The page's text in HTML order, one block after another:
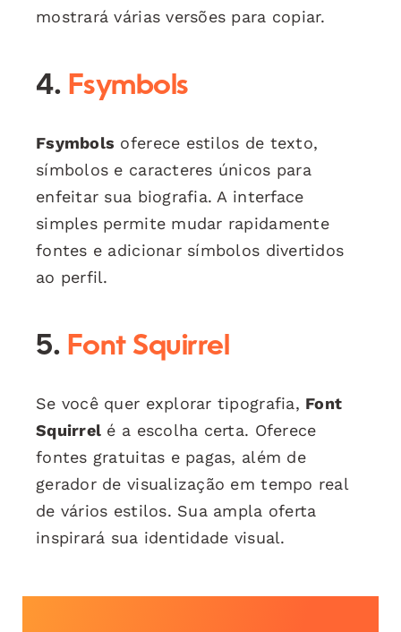
mostrará várias versões para copiar.
4. Fsymbols
Fsymbols oferece estilos de texto,
símbolos e caracteres únicos para
enfeitar sua biografia. A interface
simples permite mudar rapidamente
fontes e adicionar símbolos divertidos
ao perfil.
5. Font Squirrel
Se você quer explorar tipografia, Font
Squirrel é a escolha certa. Oferece
fontes gratuitas e pagas, além de
gerador de visualização em tempo real
de vários estilos. Sua ampla oferta
inspirará sua identidade visual.